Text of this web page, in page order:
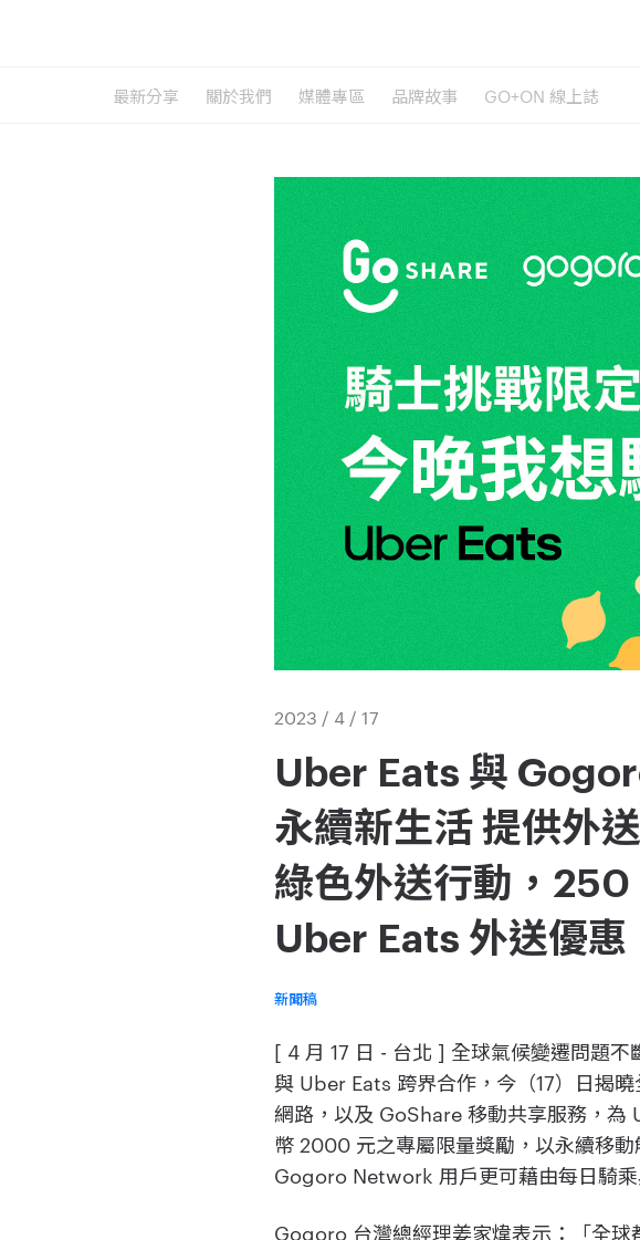
最新分享 關於我們 媒體專區 品牌故事 GO+ON 線上誌
2023 / 4 / 17
Uber Eats 與
永續新生活 提供外
綠色外送行動，
Uber Eats 外送優惠
新聞稿
[ 4 月 17 日 - 台北 ] 全球氣候變遷問題
與 Uber Eats 跨界合作，今（17）日揭
網路，以及 GoShare 移動共享服務，為
幣 2000 元之專屬限量獎勵，以永續移
Gogoro Network 用戶更可藉由每日騎
Gogoro 台灣總經理姜家煒表示：「全球